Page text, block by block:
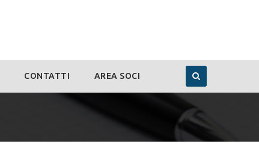
CONTATTI AREA SOCI